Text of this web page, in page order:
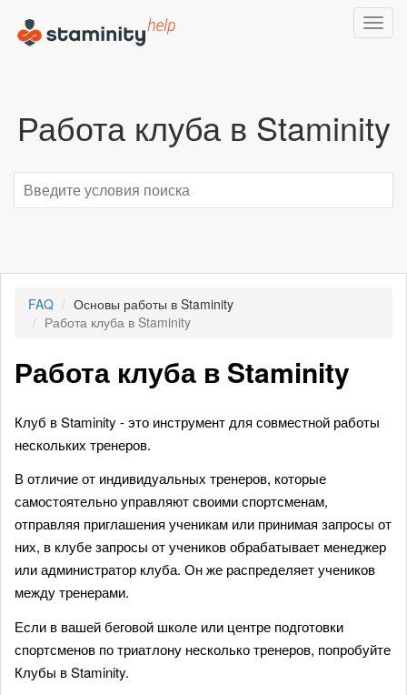
Работа клуба в Staminity
FAQ
Основы работы в Staminity
Работа клуба в Staminity
Работа клуба в Staminity
Клуб в Staminity - это инструмент для совместной работы
нескольких тренеров.
В отличие от индивидуальных тренеров, которые
самостоятельно управляют своими спортсменам,
отправляя приглашения ученикам или принимая запросы от
них, в клубе запросы от учеников обрабатывает менеджер
или администратор клуба. Он же распределяет учеников
между тренерами.
Если в вашей беговой школе или центре подготовки
спортсменов по триатлону несколько тренеров, попробуйте
Клубы в Staminity.